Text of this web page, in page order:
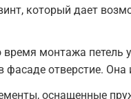
который дает
монтажа петель
фасаде отверстие.
оснащенные